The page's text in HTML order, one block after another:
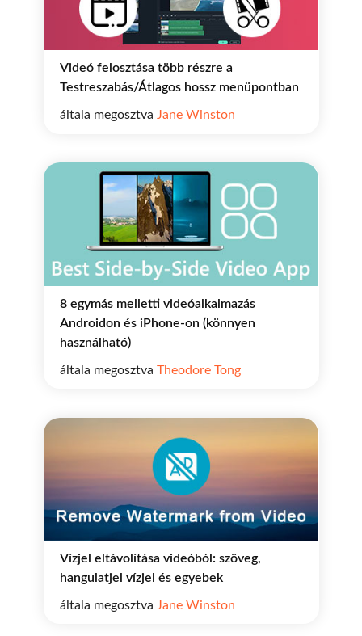
Videó felosztása több részre a
Testreszabás/Átlagos hossz menüpontban
általa megosztva Jane Winston
8 egymás melletti videóalkalmazás
Androidon és iPhone-on (könnyen
használható)
általa megosztva Theodore Tong
Vízjel eltávolítása videóból: szöveg,
hangulatjel vízjel és egyebek
általa megosztva Jane Winston